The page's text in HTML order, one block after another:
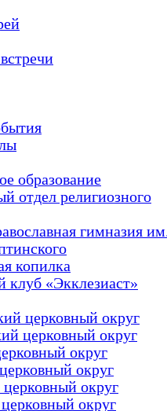
образование
отдел религиозного
гимназия
копилка
«Экклезиаст»
церковный округ
церковный округ
округ
округ
округ
округ